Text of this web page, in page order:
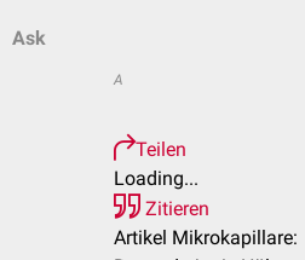
Ask
A
Teilen
Loading...
Zitieren
Artikel Mikrokapillare: